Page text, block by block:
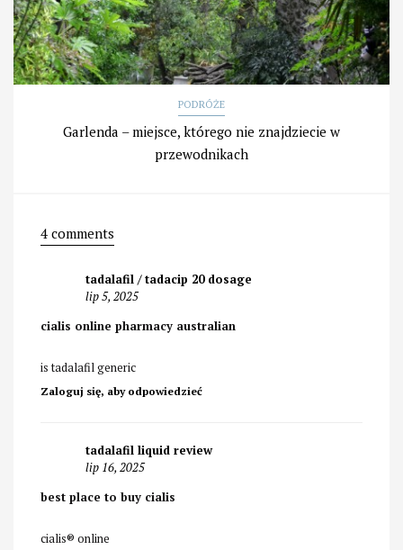
PODRÓŻE
Garlenda – miejsce, którego nie znajdziecie w
przewodnikach
4 comments
tadalafil / tadacip 20 dosage
lip 5, 2025
cialis online pharmacy australian
is tadalafil generic
Zaloguj się, aby odpowiedzieć
tadalafil liquid review
lip 16, 2025
best place to buy cialis
cialis® online